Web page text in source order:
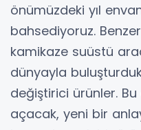
önümüzdeki yıl
bahsediyoruz.
kamikaze suüstü
dünyayla
değiştirici ürünler.
açacak, yeni bir